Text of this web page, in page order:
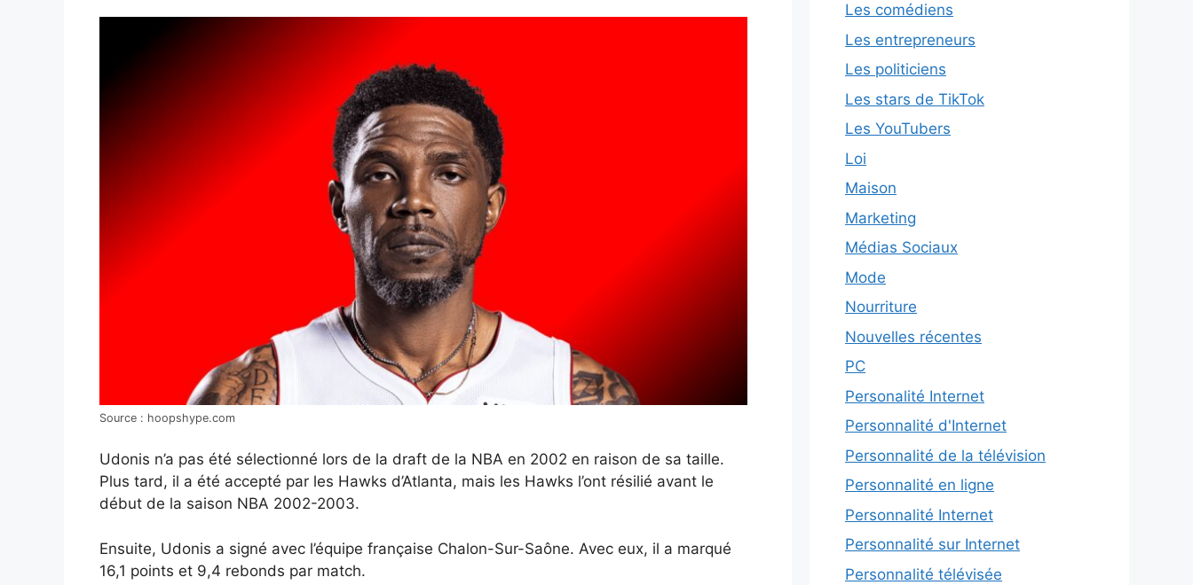
Source : hoopshype.com
Udonis n’a pas été sélectionné lors de la draft de la NBA en 2002 en raison de sa taille.
Plus tard, il a été accepté par les Hawks d’Atlanta, mais les Hawks l’ont résilié avant le
début de la saison NBA 2002-2003.
Ensuite, Udonis a signé avec l’équipe française Chalon-Sur-Saône. Avec eux, il a marqué
16,1 points et 9,4 rebonds par match.
Les comédiens
Les entrepreneurs
Les politiciens
Les stars de TikTok
Les YouTubers
Loi
Maison
Marketing
Médias Sociaux
Mode
Nourriture
Nouvelles récentes
PC
Personalité Internet
Personnalité d'Internet
Personnalité de la télévision
Personnalité en ligne
Personnalité Internet
Personnalité sur Internet
Personnalité télévisée